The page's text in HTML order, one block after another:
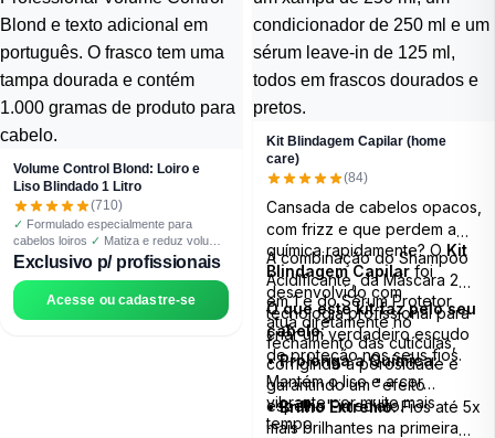
Causados por Químicas e Agentes
externos;✓Redução dos quadros de
Volume Control Blond: Loiro e
Liso Blindado 1 Litro
(710)
✓ Formulado especialmente para
cabelos loiros ✓ Matiza e reduz volume
simultaneamente✓ Elimina tons
amarelados indesejados
platinado e fios alinhados
Exclusivo p/ profissionais
Acesse ou cadastre-se
Kit Blindagem Capilar (home
care)
(84)
Cansada de cabelos opacos,
com frizz e que perdem a
química rapidamente? O Kit
Blindagem Capilar foi
desenvolvido com
tecnologia profissional para
criar um verdadeiro escudo
de proteção nos seus fios.
A combinação do Shampoo
Acidificante, da Máscara 2
em 1 e do Sérum Protetor
atua diretamente no
fechamento das cutículas,
corrigindo a porosidade e
garantindo um "efeito
espelho" imediato.
O que este kit faz pelo seu
cabelo:
•Prolonga a Química:
Mantém o liso e a cor
vibrante por muito mais
tempo.
•Brilho Extremo:Fios até 5x
mais brilhantes na primeira